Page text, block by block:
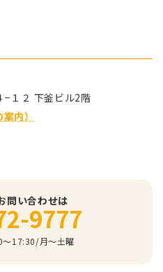
−１２ 下釜ビル2階
内）
問い合わせは
9777
～17:30/⽉〜⼟曜